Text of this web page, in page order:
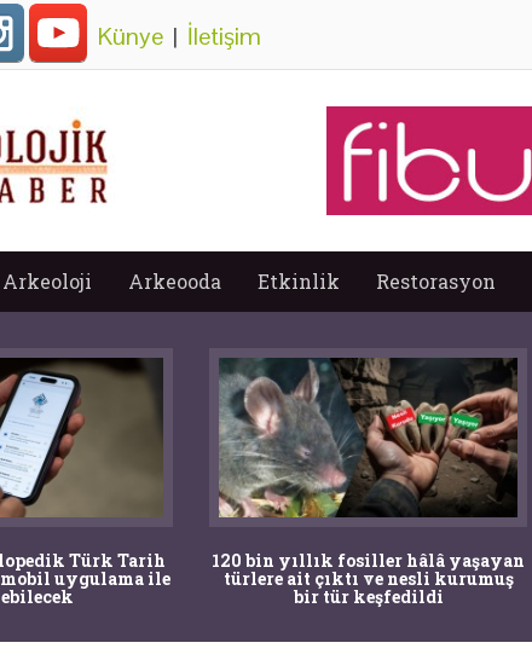
Künye | İletişim
Arkeoloji Arkeooda Etkinlik Restorasyon
Türk Tarih
uygulama ile
120 bin yıllık fosiller hâlâ yaşayan
türlere ait çıktı ve nesli kurumuş
bir tür keşfedildi